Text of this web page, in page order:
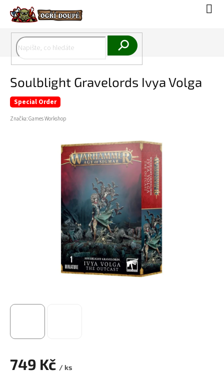
obsah
Soulblight Gravelords Ivya Volga
Special Order
Značka:Games Workshop
749 Kč / ks